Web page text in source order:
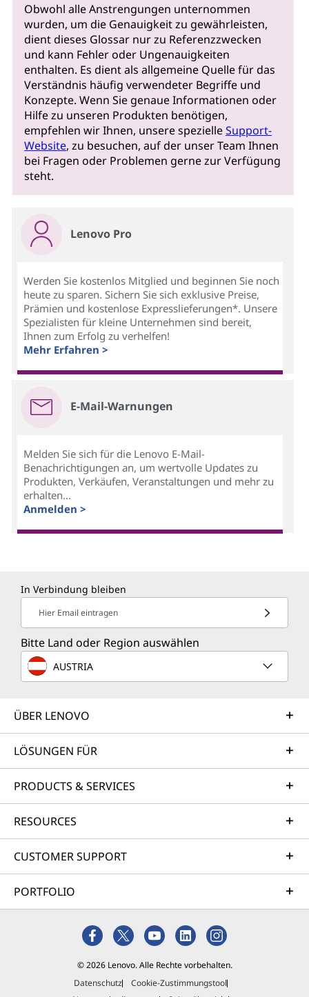
Obwohl alle Anstrengungen unternommen
wurden, um die Genauigkeit zu gewährleisten,
dient dieses Glossar nur zu Referenzzwecken
und kann Fehler oder Ungenauigkeiten
enthalten. Es dient als allgemeine Quelle für das
Verständnis häufig verwendeter Begriffe und
Konzepte. Wenn Sie genaue Informationen oder
Hilfe zu unseren Produkten benötigen,
empfehlen wir Ihnen, unsere spezielleSupport-
Website, zu besuchen, auf der unser Team Ihnen
bei Fragen oder Problemen gerne zur Verfügung
steht.
Lenovo Pro
Werden Sie kostenlos Mitglied und beginnen Sie noch
heute zu sparen. Sichern Sie sich exklusive Preise,
Prämien und kostenlose Expresslieferungen*. Unsere
Spezialisten für kleine Unternehmen sind bereit,
Ihnen zum Erfolg zu verhelfen!
Mehr Erfahren >
E-Mail-Warnungen
Melden Sie sich für die Lenovo E-Mail-
Benachrichtigungen an, um wertvolle Updates zu
Produkten, Verkäufen, Veranstaltungen und mehr zu
erhalten...
Anmelden >
In Verbindung bleiben
Hier Email eintragen
Bitte Land oder Region auswählen
AUSTRIA
ÜBER LENOVO
LÖSUNGEN FÜR
PRODUCTS & SERVICES
RESOURCES
CUSTOMER SUPPORT
PORTFOLIO
© 2026 Lenovo. Alle Rechte vorbehalten.
Datenschutz
Cookie-Zustimmungstool